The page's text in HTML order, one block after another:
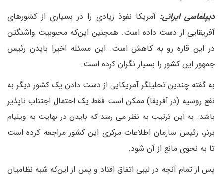
دیپلماسی ایرانی:آمریکا نفوذ زیادی را در بسیاری از کشورهای
آفریقایی از دست داده است. همچنین این‌که محبوبیت واشنگتن
در این قاره رو به کاهش است. این مسئله اخیرا بایدن رئیس
جمهور این کشور را بسیار نگران کرده است.
به گفته چندین تحلیلگر آمریکایی از دست دادن یک کشور دیگر به
نفع روسیه (در آفریقا) ممکن است فقط یک احتمال اجتناب ناپذیر
باشد. به این ترتیب به نظر می رسد که بایدن در نهایت به ویلیام
برنز، رئیس سازمان اطلاعات مرکزی این کشور مراجعه کرده است
تا به نحوی مانع از آن شود.
پس از تمام آنچه در لیبی اتفاق افتاد و پس از این‌که شبه نظامیان